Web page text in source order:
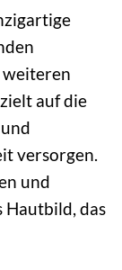
weiteren
auf die
versorgen.
und
Hautbild, das